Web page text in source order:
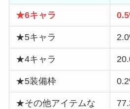
★6キャラ
★5キャラ
★4キャラ
★5装備枠
★その他アイテムな